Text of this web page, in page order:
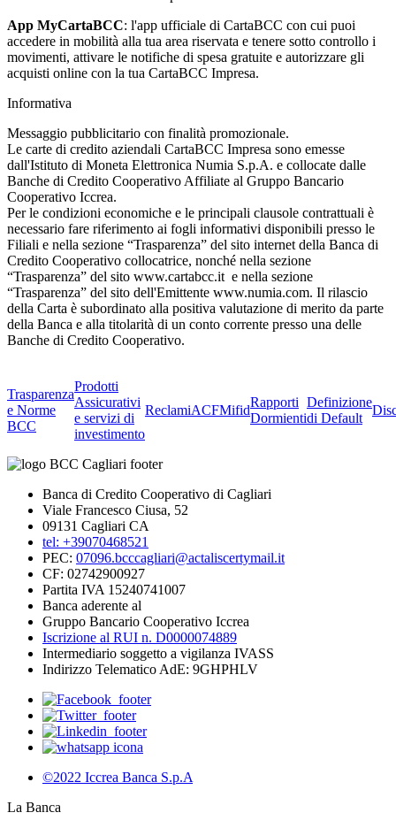
App MyCartaBCC: l'app ufficiale di CartaBCC con cui puoi
accedere in mobilità alla tua area riservata e tenere sotto controllo i
movimenti, attivare le notifiche di spesa gratuite e autorizzare gli
acquisti online con la tua CartaBCC Impresa.
Informativa
Messaggio pubblicitario con finalità promozionale.
Le carte di credito aziendali CartaBCC Impresa sono emesse
dall'Istituto di Moneta Elettronica Numia S.p.A. e collocate dalle
Banche di Credito Cooperativo Affiliate al Gruppo Bancario
Cooperativo Iccrea.
Per le condizioni economiche e le principali clausole contrattuali è
necessario fare riferimento ai fogli informativi disponibili presso le
Filiali e nella sezione “Trasparenza” del sito internet della Banca di
Credito Cooperativo collocatrice, nonché nella sezione
“Trasparenza” del sito www.cartabcc.it e nella sezione
“Trasparenza” del sito dell'Emittente www.numia.com. Il rilascio
della Carta è subordinato alla positiva valutazione di merito da parte
della Banca e alla titolarità di un conto corrente presso una delle
Banche di Credito Cooperativo.
Trasparenza
e Norme
BCC
Prodotti
Assicurativi
e servizi di
investimento
ReclamiACFMifid
Rapporti
Dormienti
Definizione
di Default
Banca di Credito Cooperativo di Cagliari
Viale Francesco Ciusa, 52
09131 Cagliari CA
tel: +39070468521
PEC: 07096.bcccagliari@actaliscertymail.it
CF: 02742900927
Partita IVA 15240741007
Banca aderente al
Gruppo Bancario Cooperativo Iccrea
Iscrizione al RUI n. D0000074889
Intermediario soggetto a vigilanza IVASS
Indirizzo Telematico AdE: 9GHPHLV
©2022 Iccrea Banca S.p.A
La Banca